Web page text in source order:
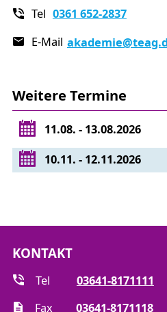
Energie (insbesondere
Quelle/der Produktion
Tag 2:
Tel 0361 652-2837
E-Mail akademie
Weitere Termine
11.08. - 13.08.2026
10.11. - 12.11.2026
KONTAKT
Tel
03641-8171111
Fax
03641-8171118